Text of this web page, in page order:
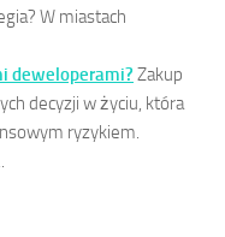
W miastach
deweloperami? Zakup
decyzji w życiu, która
ryzykiem.